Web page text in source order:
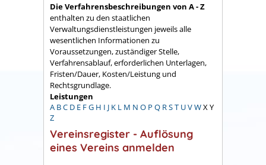
Die Verfahrensbeschreibungen von A - Z
enthalten zu den staatlichen
Verwaltungsdienstleistungen jeweils alle
wesentlichen Informationen zu
Voraussetzungen, zuständiger Stelle,
Verfahrensablauf, erforderlichen Unterlagen,
Fristen/Dauer, Kosten/Leistung und
Rechtsgrundlage.
Leistungen
A BC D E FG H I J K L M N O P Q RST UVWX Y
Z
Vereinsregister - Auflösung
eines Vereins anmelden